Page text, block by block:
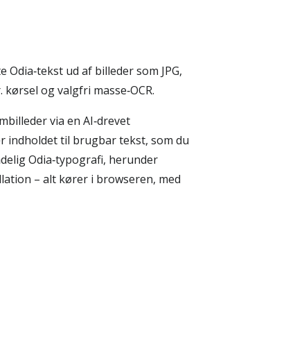
ud af billeder som JPG,
og valgfri masse‑OCR.
via en AI‑drevet
indholdet til brugbar tekst, som du
Odia‑typografi, herunder
– alt kører i browseren, med